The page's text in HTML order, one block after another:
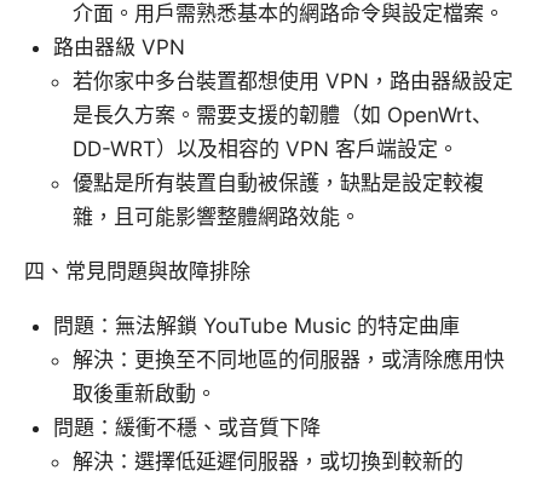
介面。用戶需熟悉基本的網路命令與設定檔案。
路由器級 VPN
若你家中多台裝置都想使用 VPN，路由器級設定
是長久方案。需要支援的韌體（如 OpenWrt、
DD-WRT）以及相容的 VPN 客戶端設定。
優點是所有裝置自動被保護，缺點是設定較複
雜，且可能影響整體網路效能。
四、常見問題與故障排除
問題：無法解鎖 YouTube Music 的特定曲庫
解決：更換至不同地區的伺服器，或清除應用快
取後重新啟動。
問題：緩衝不穩、或音質下降
解決：選擇低延遲伺服器，或切換到較新的